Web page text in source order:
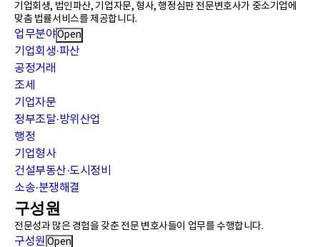
기업회생, 법인파산, 기업자문, 형사, 행정심판 전문변호사가 중소기업에
맞춤 법률서비스를 제공합니다.
업무분야Open
기업회생·파산
공정거래
조세
기업자문
정부조달·방위산업
행정
기업형사
건설부동산·도시정비
소송·분쟁해결
구성원
전문성과 많은 경험을 갖춘 전문 변호사들이 업무를 수행합니다.
구성원 Open